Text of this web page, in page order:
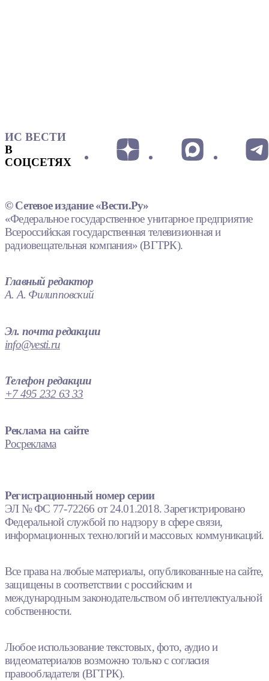
ИС ВЕСТИ
В
СОЦСЕТЯХ
© Сетевое издание «Вести.Ру»
«Федеральное государственное унитарное предприятие
Всероссийская государственная телевизионная и
радиовещательная компания» (ВГТРК).
Главный редактор
А. А. Филипповский
Эл. почта редакции
info@vesti.ru
Телефон редакции
+7 495 232 63 33
Реклама на сайте
Росреклама
Регистрационный номер серии
ЭЛ № ФС 77-72266 от 24.01.2018. Зарегистрировано
Федеральной службой по надзору в сфере связи,
информационных технологий и массовых коммуникаций.
Все права на любые материалы, опубликованные на сайте,
защищены в соответствии с российским и
международным законодательством об интеллектуальной
собственности.
Любое использование текстовых, фото, аудио и
видеоматериалов возможно только с согласия
правообладателя (ВГТРК).